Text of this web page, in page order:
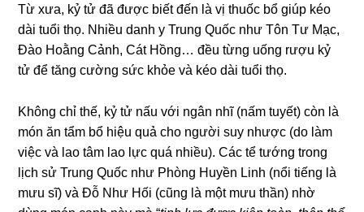
Từ xưa, kỷ tử đã được biết đến là vị thuốc bổ giúp kéo
dài tuổi thọ. Nhiều danh y Trung Quốc như Tôn Tư Mạc,
Đào Hoằng Cảnh, Cát Hồng… đều từng uống rượu kỷ
tử để tăng cường sức khỏe và kéo dài tuổi thọ.
Không chỉ thế, kỷ tử nấu với ngân nhĩ (nấm tuyết) còn là
món ăn tẩm bổ hiệu quả cho người suy nhược (do làm
việc và lao tâm lao lực quá nhiều). Các tể tướng trong
lịch sử Trung Quốc như Phòng Huyền Linh (nổi tiếng là
mưu sĩ) và Đỗ Như Hối (cũng là một mưu thần) nhờ